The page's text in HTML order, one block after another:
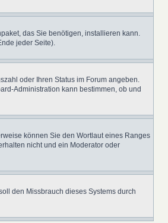
das Sie benötigen, installieren kann.
jeder Seite).
oder Ihren Status im Forum angeben.
Administration kann bestimmen, ob und
können Sie den Wortlaut eines Ranges
nicht und ein Moderator oder
den Missbrauch dieses Systems durch